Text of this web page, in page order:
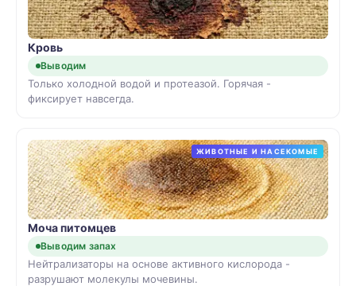
Кровь
Выводим
Только холодной водой и протеазой. Горячая -
фиксирует навсегда.
ЖИВОТНЫЕ И НАСЕКОМЫЕ
Моча питомцев
Выводим запах
Нейтрализаторы на основе активного кислорода -
разрушают молекулы мочевины.